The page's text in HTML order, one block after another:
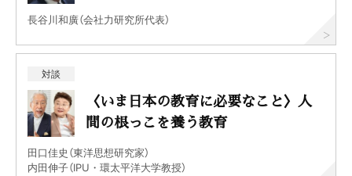
長谷川和廣（会社力研究所代表）
対談
〈いま日本の教育に必要なこと〉人
間の根っこを養う教育
田口佳史（東洋思想研究家）
内田伸子（IPU・環太平洋大学教授）